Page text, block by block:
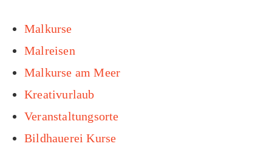
Malkurse
Malreisen
Malkurse am Meer
Kreativurlaub
Veranstaltungsorte
Bildhauerei Kurse